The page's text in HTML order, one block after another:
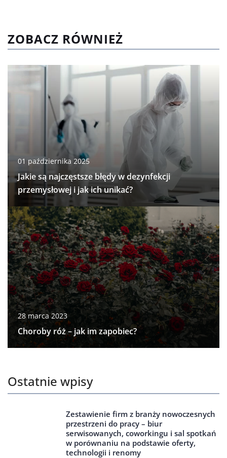
ZOBACZ RÓWNIEŻ
01 października 2025
Jakie są najczęstsze błędy w dezynfekcji
przemysłowej i jak ich unikać?
28 marca 2023
Choroby róż – jak im zapobiec?
Ostatnie wpisy
Zestawienie firm z branży nowoczesnych
przestrzeni do pracy – biur
serwisowanych, coworkingu i sal spotkań
w porównaniu na podstawie oferty,
technologii i renomy